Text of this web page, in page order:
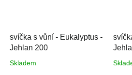
svíčka s vůní - Eukalyptus -
Jehlan 200
Skladem